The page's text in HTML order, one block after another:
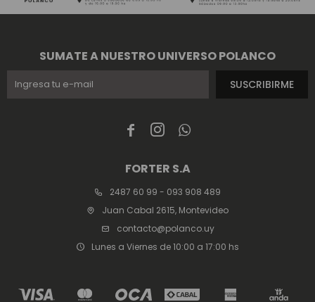
  
FORTER S.A
2487 60 99 - 093 908 489
Juan Cabal 2615, Montevideo
contacto@polanco.uy
Lunes a Viernes de 10:00 a 17:00 hs
SUMATE A NUESTRO UNIVERSO POLANCO
SUSCRIBIRME